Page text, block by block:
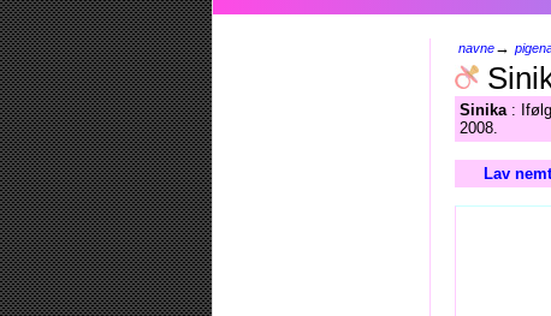
navne→
Sinika:
2008.
Lav